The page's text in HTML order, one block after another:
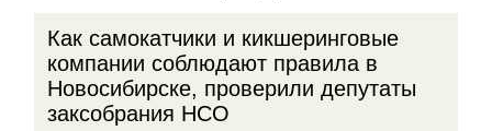
Как самокатчики и кикшеринговые
компании соблюдают правила в
Новосибирске, проверили депутаты
заксобрания НСО